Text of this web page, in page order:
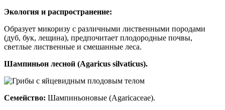
Экология и распространение:
Образует микоризу с различными лиственными породами
(дуб, бук, лещина), предпочитает плодородные почвы,
светлые лиственные и смешанные леса.
Шампиньон лесной (Agaricus silvaticus).
Семейство: Шампиньоновые (Agaricaceae).